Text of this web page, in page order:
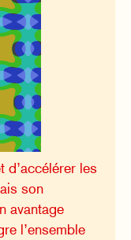
d’accélérer les
son
avantage
l’ensemble